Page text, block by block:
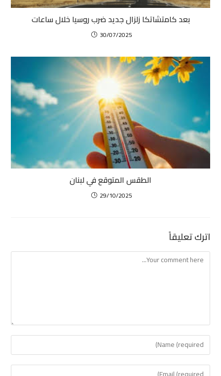
بعد كامتشاتكا زلزال جديد ضرب روسيا خلال ساعات
30/07/2025
الطقس المتوقع في لبنان
29/10/2025
اترك تعليقاً